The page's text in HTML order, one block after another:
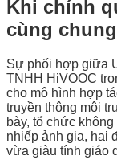
Khi chính
cùng
Sự phối hợp giữa
TNHH HiVOOC
cho mô hình hợp
truyền thông môi
bày, tổ chức
nhiếp ảnh gia, hai
vừa giàu tính giáo